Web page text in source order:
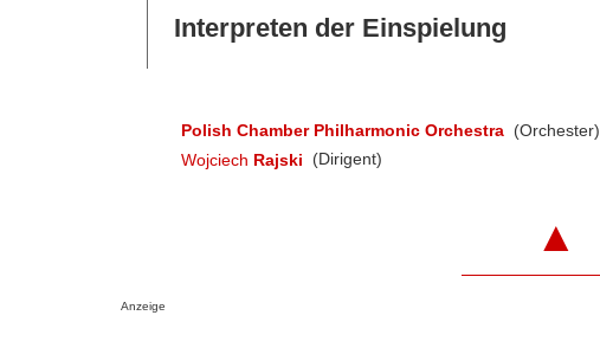
Interpreten der Einspielung
Polish Chamber Philharmonic Orchestra (Orchester)
Wojciech Rajski (Dirigent)
▲
Anzeige